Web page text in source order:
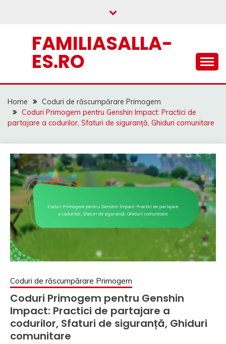
FAMILIASALLA-
ES.RO
Home
Coduri de răscumpărare Primogem
Coduri Primogem pentru Genshin Impact: Practici de
partajare a codurilor, Sfaturi de siguranță, Ghiduri comunitare
Coduri de răscumpărare Primogem
Coduri Primogem pentru Genshin
Impact: Practici de partajare a
codurilor, Sfaturi de siguranță, Ghiduri
comunitare